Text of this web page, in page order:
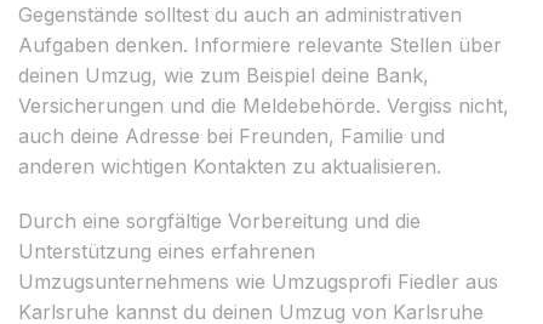
Gegenstände solltest du auch an administrativen
Aufgaben denken. Informiere relevante Stellen über
deinen Umzug, wie zum Beispiel deine Bank,
Versicherungen und die Meldebehörde. Vergiss nicht,
auch deine Adresse bei Freunden, Familie und
anderen wichtigen Kontakten zu aktualisieren.
Durch eine sorgfältige Vorbereitung und die
Unterstützung eines erfahrenen
Umzugsunternehmens wie Umzugsprofi Fiedler aus
Karlsruhe kannst du deinen Umzug von Karlsruhe